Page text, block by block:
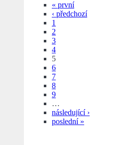
« první
‹ předchozí
1
2
3
4
5
6
7
8
9
…
následující ›
poslední »